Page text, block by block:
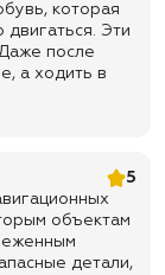
при
полевые
и
которая
Эти
после
а ходить в
5
объектам
детали,